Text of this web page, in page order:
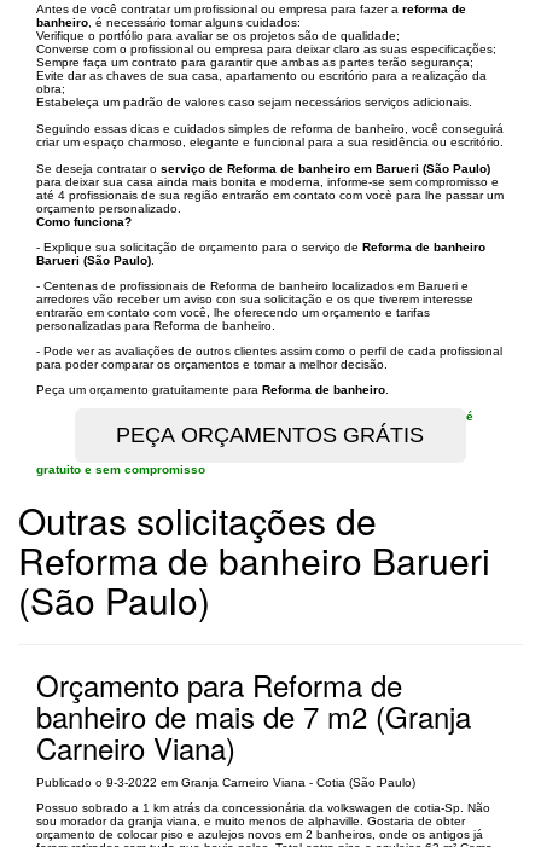
Antes de você contratar um profissional ou empresa para fazer a reforma de
banheiro , é necessário tomar alguns cuidados:
Verifique o portfólio para avaliar se os projetos são de qualidade;
Converse com o profissional ou empresa para deixar claro as suas especificações;
Sempre faça um contrato para garantir que ambas as partes terão segurança;
Evite dar as chaves de sua casa, apartamento ou escritório para a realização da
obra;
Estabeleça um padrão de valores caso sejam necessários serviços adicionais.
Seguindo essas dicas e cuidados simples de reforma de banheiro, você conseguirá
criar um espaço charmoso, elegante e funcional para a sua residência ou escritório.
Se deseja contratar o serviço de Reforma de banheiro em Barueri (São Paulo)
para deixar sua casa ainda mais bonita e moderna, informe-se sem compromisso e
até 4 profissionais de sua região entrarão em contato com vocè para lhe passar um
orçamento personalizado.
Como funciona?
- Explique sua solicitação de orçamento para o serviço de Reforma de banheiro
Barueri (São Paulo)
- Centenas de profissionais de Reforma de banheiro localizados em Barueri e
arredores vão receber um aviso con sua solicitação e os que tiverem interesse
entrarão em contato com você, lhe oferecendo um orçamento e tarifas
personalizadas para Reforma de banheiro.
- Pode ver as avaliações de outros clientes assim como o perfil de cada profissional
para poder comparar os orçamentos e tomar a melhor decisão.
Peça um orçamento gratuitamente para Reforma de banheiro
é
gratuito e sem compromisso
Outras solicitações de
Reforma de banheiro Barueri
(São Paulo)
Orçamento para Reforma de
banheiro de mais de 7 m2 (Granja
Carneiro Viana)
Publicado o 9-3-2022 em Granja Carneiro Viana - Cotia (São Paulo)
Possuo sobrado a 1 km atrás da concessionária da volkswagen de cotia-Sp. Não
sou morador da granja viana, e muito menos de alphaville. Gostaria de obter
orçamento de colocar piso e azulejos novos em 2 banheiros, onde os antigos já